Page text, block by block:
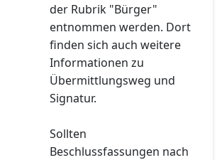
der Rubrik "Bürger"
entnommen werden. Dort
finden sich auch weitere
Informationen zu
Übermittlungsweg und
Signatur.
Sollten
Beschlussfassungen nach